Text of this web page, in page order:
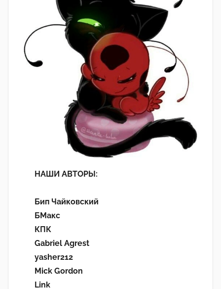
НАШИ АВТОРЫ:
Бип Чайковский
БМакс
КПК
Gabriel Agrest
yasher212
Mick Gordon
Link